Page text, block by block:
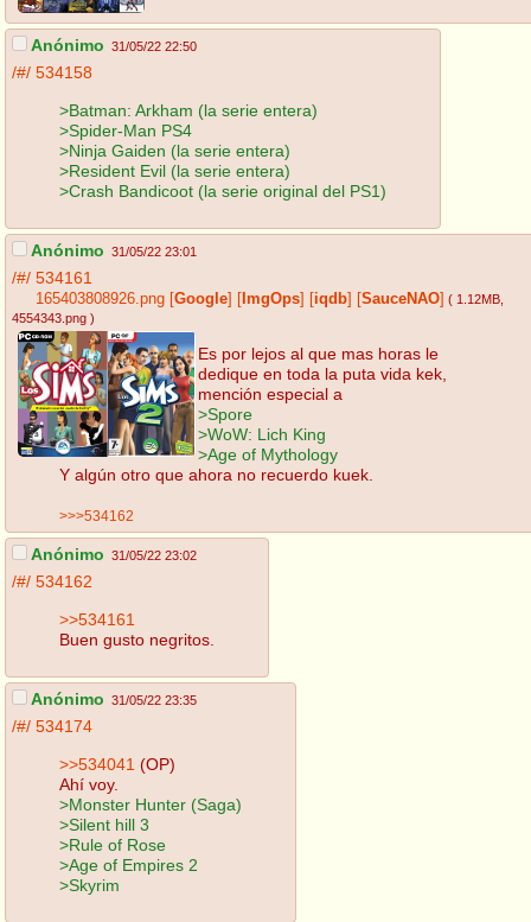
Anónimo 31/05/22 22:50
/#/ 534158
>Batman: Arkham (la serie entera)
>Spider-Man PS4
>Ninja Gaiden (la serie entera)
>Resident Evil (la serie entera)
>Crash Bandicoot (la serie original del PS1)
Anónimo 31/05/22 23:01
/#/ 534161
165403808926.png Google ImgOps iqdb SauceNAO ( 1.12MB
4554343.png )
Es por lejos al que mas horas le
dedique en toda la puta vida kek,
mención especial a
>Spore
>WoW: Lich King
>Age of Mythology
Y algún otro que ahora no recuerdo kuek.
>>>534162
Anónimo 31/05/22 23:02
/#/ 534162
>>534161
Buen gusto negritos.
Anónimo 31/05/22 23:35
/#/ 534174
>>534041 (OP)
Ahí voy.
>Monster Hunter (Saga)
>Silent hill 3
>Rule of Rose
>Age of Empires 2
>Skyrim